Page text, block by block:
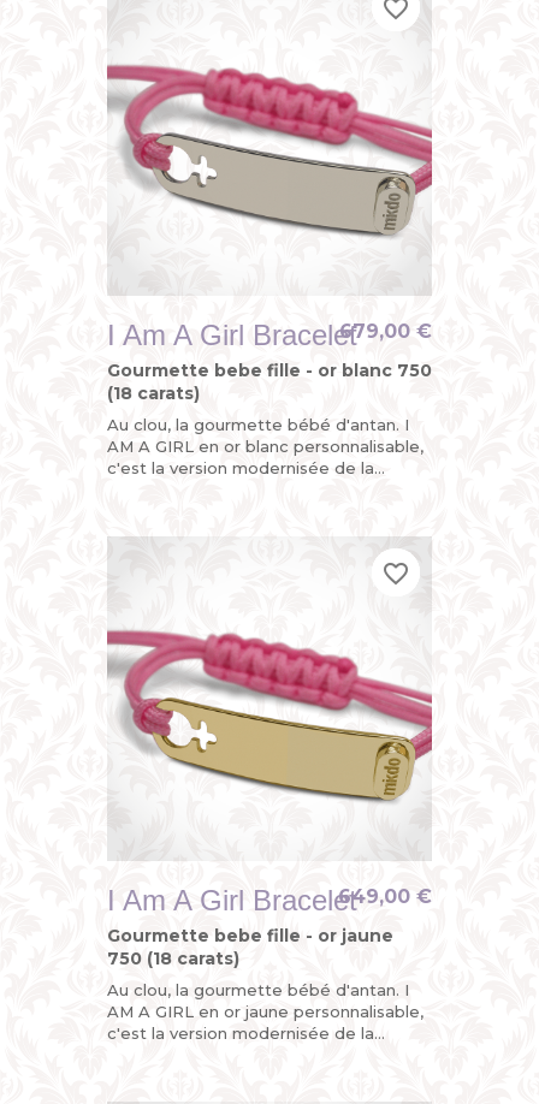
I Am A Girl Bracelet
Gourmette bebe fille - or blanc 750
(18 carats)
Au clou, la gourmette bébé d'antan. I
AM A GIRL en or blanc personnalisable,
c'est la version modernisée de la
679,00 €
favorite_border
favorite_border
favorite_border
I Am A Girl Bracelet
Gourmette bebe fille - or jaune
750 (18 carats)
Au clou, la gourmette bébé d'antan. I
AM A GIRL en or jaune personnalisable,
c'est la version modernisée de la
649,00 €
favorite_border
favorite_border
favorite_border